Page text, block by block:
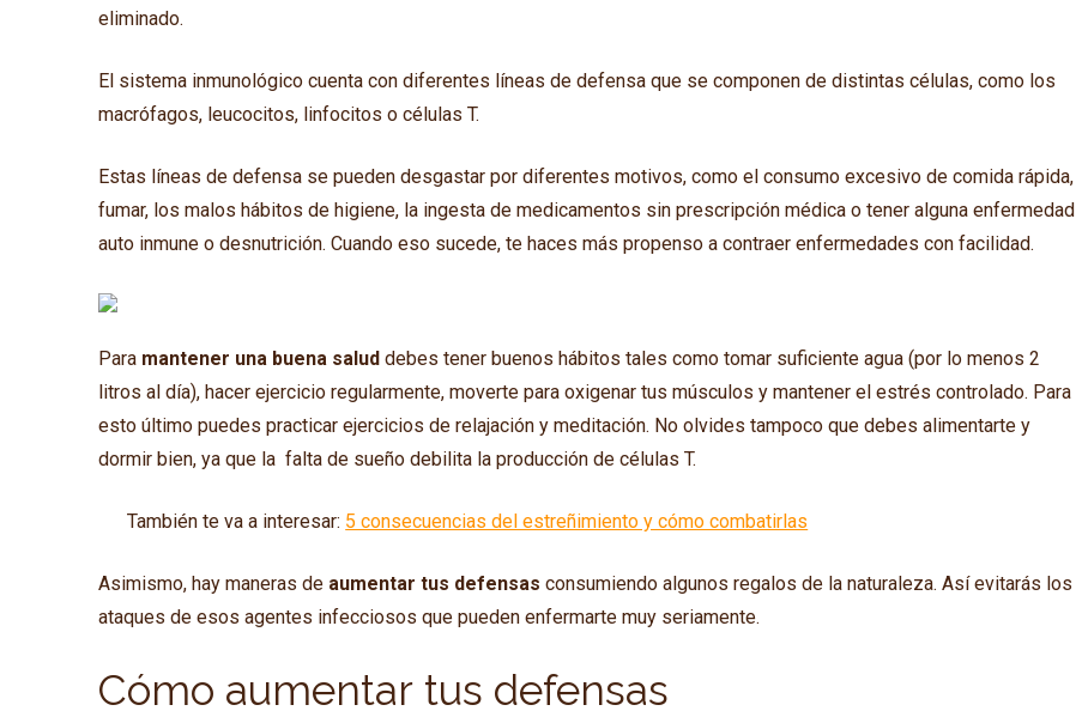
eliminado.
El sistema inmunológico cuenta con diferentes líneas de defensa que se componen de distintas células, como los
macrófagos, leucocitos, linfocitos o células T.
Estas líneas de defensa se pueden desgastar por diferentes motivos, como el consumo excesivo de comida rápida,
fumar, los malos hábitos de higiene, la ingesta de medicamentos sin prescripción médica o tener alguna enfermedad
auto inmune o desnutrición. Cuando eso sucede, te haces más propenso a contraer enfermedades con facilidad.
Para mantener una buena salud debes tener buenos hábitos tales como tomar suficiente agua (por lo menos 2
litros al día), hacer ejercicio regularmente, moverte para oxigenar tus músculos y mantener el estrés controlado. Para
esto último puedes practicar ejercicios de relajación y meditación. No olvides tampoco que debes alimentarte y
dormir bien, ya que la falta de sueño debilita la producción de células T.
También te va a interesar: 5 consecuencias del estreñimiento y cómo combatirlas
Asimismo, hay maneras de aumentar tus defensas consumiendo algunos regalos de la naturaleza. Así evitarás los
ataques de esos agentes infecciosos que pueden enfermarte muy seriamente.
Cómo aumentar tus defensas